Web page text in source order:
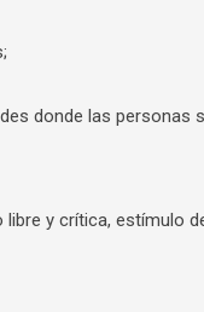
donde las personas
y crítica, estímulo